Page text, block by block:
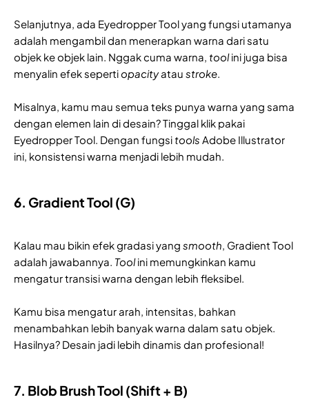
Selanjutnya, ada Eyedropper Tool yang fungsi utamanya
adalah mengambil dan menerapkan warna dari satu
objek ke objek lain. Nggak cuma warna, toolini juga bisa
menyalin efek sepertiopacityatau stroke.
Misalnya, kamu mau semua teks punya warna yang sama
dengan elemen lain di desain? Tinggal klik pakai
Eyedropper Tool. Dengan fungsi tools Adobe Illustrator
ini, konsistensi warna menjadi lebih mudah.
6. Gradient Tool (G)
Kalau mau bikin efek gradasi yang smooth, Gradient Tool
adalah jawabannya. Toolini memungkinkan kamu
mengatur transisi warna dengan lebih fleksibel.
Kamu bisa mengatur arah, intensitas, bahkan
menambahkan lebih banyak warna dalam satu objek.
Hasilnya? Desain jadi lebih dinamis dan profesional!
7. Blob Brush Tool (Shift + B)